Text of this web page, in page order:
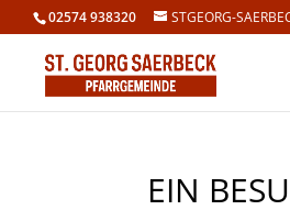
02574 938320 STGEORG-
EIN